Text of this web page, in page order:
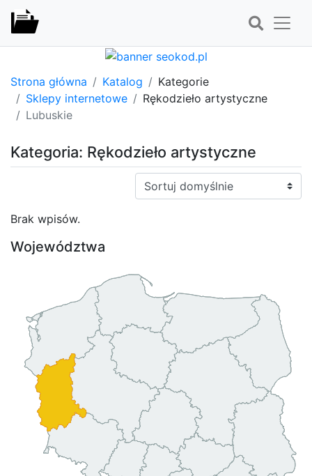
Strona główna Katalog
Kategorie
Sklepy internetowe
Rękodzieło artystyczne
Lubuskie
Kategoria: Rękodzieło artystyczne
Sortuj:
Brak wpisów.
Województwa